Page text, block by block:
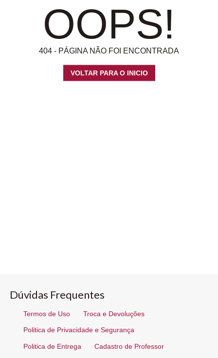
OOPS!
404 - PÁGINA NÃO FOI ENCONTRADA
VOLTAR PARA O INICIO
Dúvidas Frequentes
Termos de Uso Troca e Devoluções
Politica de Privacidade e Segurança
Politica de Entrega Cadastro de Professor